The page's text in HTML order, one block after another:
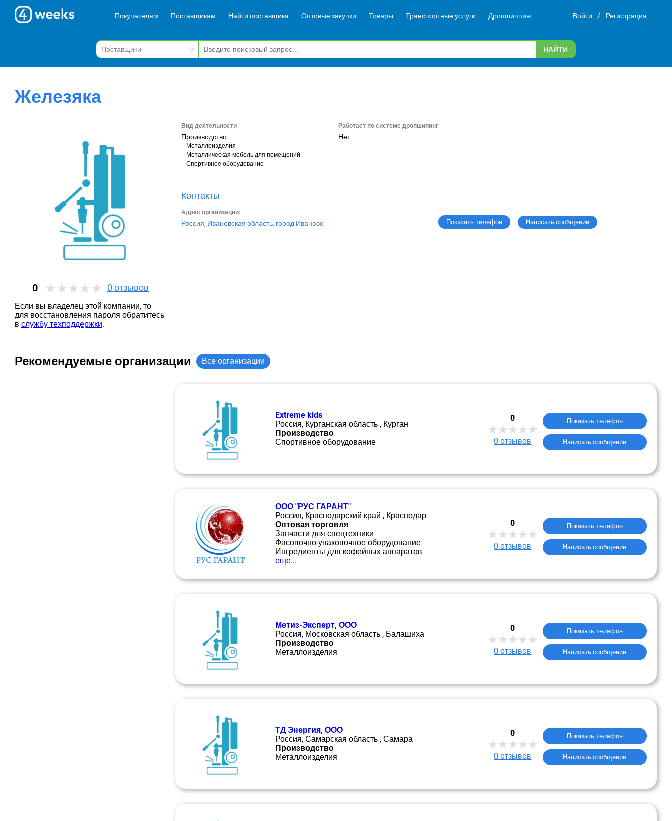
Покупателям Поставщикам Найти поставщика Оптовые закупки Товары Транспортные услуги Дропшиппинг Войти / Регистрация
НАЙТИ
Железяка
0 0 отзывов
Если вы владелец этой компании, то
для восстановления пароля обратитесь
в службу техподдержки.
Вид деятельности
Производство
Металлоизделия
Металлическая мебель для помещений
Спортивное оборудование
Работает по системе дропшипинг
Нет
Контакты
Адрес организации:
Россия, Ивановская область, город Иваново Показать телефон Написать сообщение
Рекомендуемые организации Все организации
Extreme kids
Россия, Курганская область , Курган
Производство
Спортивное оборудование
0
0 отзывов
Показать телефон
Написать сообщение
ООО "РУС ГАРАНТ"
Россия, Краснодарский край , Краснодар
Оптовая торговля
Запчасти для спецтехники
Фасовочно-упаковочное оборудование
Ингредиенты для кофейных аппаратов
еще...
0
0 отзывов
Показать телефон
Написать сообщение
Метиз-Эксперт, ООО
Россия, Московская область , Балашиха
Производство
Металлоизделия
0
0 отзывов
Показать телефон
Написать сообщение
ТД Энергия, ООО
Россия, Самарская область , Самара
Производство
Металлоизделия
0
0 отзывов
Показать телефон
Написать сообщение